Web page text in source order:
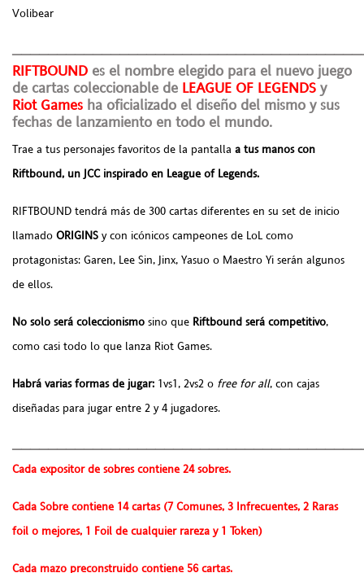
Volibear
RIFTBOUND es el nombre elegido para el nuevo juego
de cartas coleccionable de LEAGUE OF LEGENDS y
Riot Games ha oficializado el diseño del mismo y sus
fechas de lanzamiento en todo el mundo.
Trae a tus personajes favoritos de la pantalla a tus manos con
Riftbound, un JCC inspirado en League of Legends.
RIFTBOUND tendrá más de 300 cartas diferentes en su set de inicio
llamado ORIGINS y con icónicos campeones de LoL como
protagonistas: Garen, Lee Sin, Jinx, Yasuo o Maestro Yi serán algunos
de ellos.
No solo será coleccionismo sino que Riftbound será competitivo,
como casi todo lo que lanza Riot Games.
Habrá varias formas de jugar: 1vs1, 2vs2 o free for all, con cajas
diseñadas para jugar entre 2 y 4 jugadores.
Cada expositor de sobres contiene 24 sobres.
Cada Sobre contiene 14 cartas (7 Comunes, 3 Infrecuentes, 2 Raras
foil o mejores, 1 Foil de cualquier rareza y 1 Token)
Cada mazo preconstruido contiene 56 cartas.